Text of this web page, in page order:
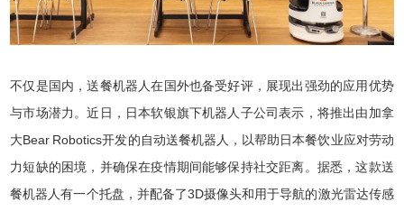
不仅是国内，送餐机器人在国外也备受好评，展现出强劲的应用优势
与市场潜力。近日，日本软银旗下机器人子公司表示，将推出由加拿
大Bear Robotics开发的自动送餐机器人，以帮助日本餐饮业应对劳动
力短缺的困境，并确保在疫情期间能够保持社交距离。据悉，这款送
餐机器人有一个托盘，并配备了3D摄像头和用于导航的激光雷达传感